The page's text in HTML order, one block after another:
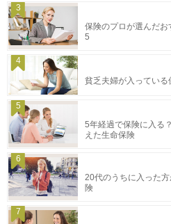
3
保険のプロが選んだお
5
4
貧乏夫婦が入っている
5
5年経過で保険に入る
えた生命保険
6
20代のうちに入った
険
7